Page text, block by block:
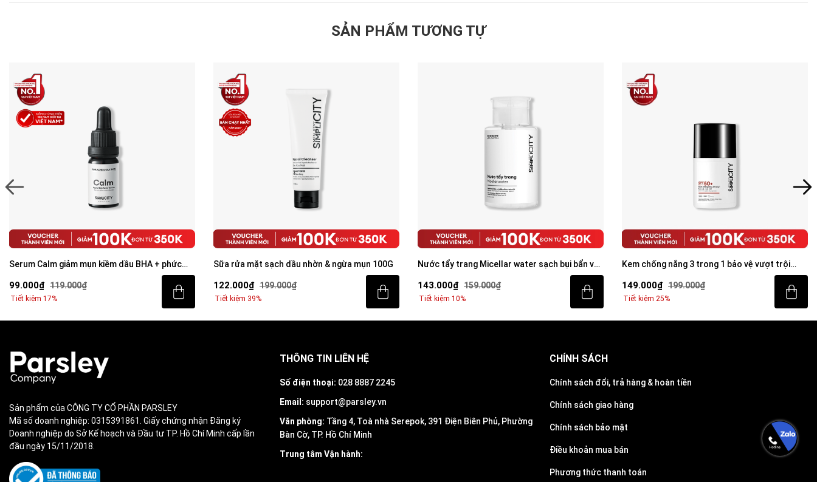
SẢN PHẨM TƯƠNG TỰ
Serum Calm giảm mụn kiềm dầu BHA + phức
99.000₫ 119.000₫
Tiết kiệm 17%
Sữa rửa mặt sạch dầu nhờn & ngừa mụn 100G
122.000₫ 199.000₫
Tiết kiệm 39%
Nước tẩy trang Micellar water sạch bụi bẩn và
143.000₫ 159.000₫
Tiết kiệm 10%
Kem chống nắng 3 trong 1 bảo vệ vượt trội
Invisible Sunscreen 20ml SPF 50+ PA++++
149.000₫ 199.000₫
Tiết kiệm 25%
Sản phẩm của CÔNG TY CỔ PHẦN PARSLEY
Mã số doanh nghiệp: 0315391861. Giấy chứng nhận Đăng ký
Doanh nghiệp do Sở Kế hoạch và Đầu tư TP. Hồ Chí Minh cấp lần
đầu ngày 15/11/2018.
THÔNG TIN LIÊN HỆ
Số điện thoại: 028 8887 2245
Email: support@parsley.vn
Văn phòng: Tầng 4, Toà nhà Serepok, 391 Điện Biên Phủ, Phường
Bàn Cờ, TP. Hồ Chí Minh
Trung tâm Vận hành:
CHÍNH SÁCH
Chính sách đổi, trả hàng & hoàn tiền
Chính sách giao hàng
Chính sách bảo mật
Điều khoản mua bán
Phương thức thanh toán